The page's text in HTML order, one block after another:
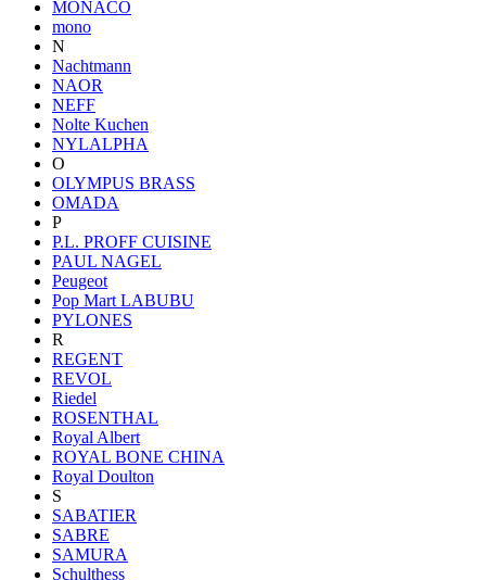
MONACO
mono
N
Nachtmann
NAOR
NEFF
Nolte Kuchen
NYLALPHA
O
OLYMPUS BRASS
OMADA
P
P.L. PROFF CUISINE
PAUL NAGEL
Peugeot
Pop Mart LABUBU
PYLONES
R
REGENT
REVOL
Riedel
ROSENTHAL
Royal Albert
ROYAL BONE CHINA
Royal Doulton
S
SABATIER
SABRE
SAMURA
Schulthess